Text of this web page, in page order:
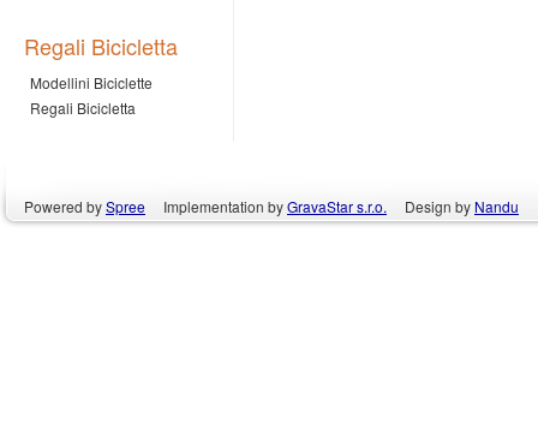
Regali Bicicletta
Modellini Biciclette
Regali Bicicletta
Powered bySpree Implementation byGravaStar s.r.o. Design byNandu